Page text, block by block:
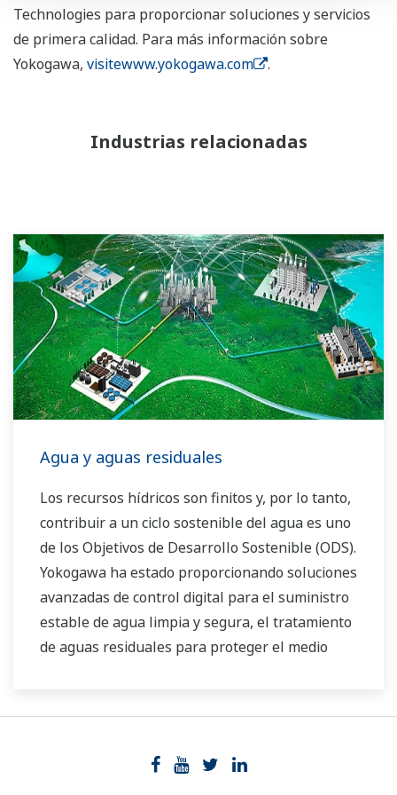
Technologies para proporcionar soluciones y servicios
de primera calidad. Para más información sobre
Yokogawa, visitewww.yokogawa.com .
Industrias relacionadas
Agua y aguas residuales
Los recursos hídricos son finitos y, por lo tanto,
contribuir a un ciclo sostenible del agua es uno
de los Objetivos de Desarrollo Sostenible (ODS).
Yokogawa ha estado proporcionando soluciones
avanzadas de control digital para el suministro
estable de agua limpia y segura, el tratamiento
de aguas residuales para proteger el medio
la planta para reducir las emisiones de CO2 y
tecnologías de vanguardia, productos fiables y